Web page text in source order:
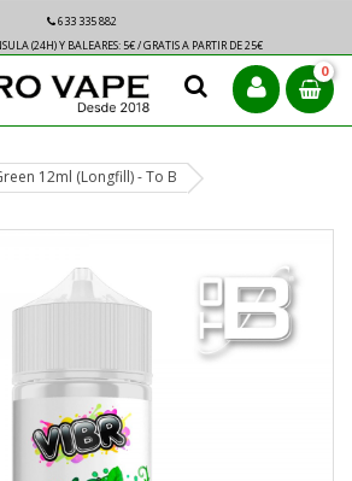
633 335 882
(24H) Y BALEARES: 5€ / GRATIS A PARTIR DE 25€
0
12ml (Longfill) - To B